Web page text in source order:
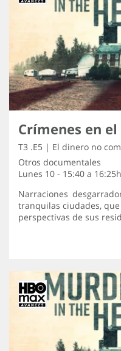
Crímenes en
T3 .E5 | El dinero no
Otros documentales
Lunes 10 - 15:40 a
Narraciones
tranquilas ciudades,
perspectivas de sus